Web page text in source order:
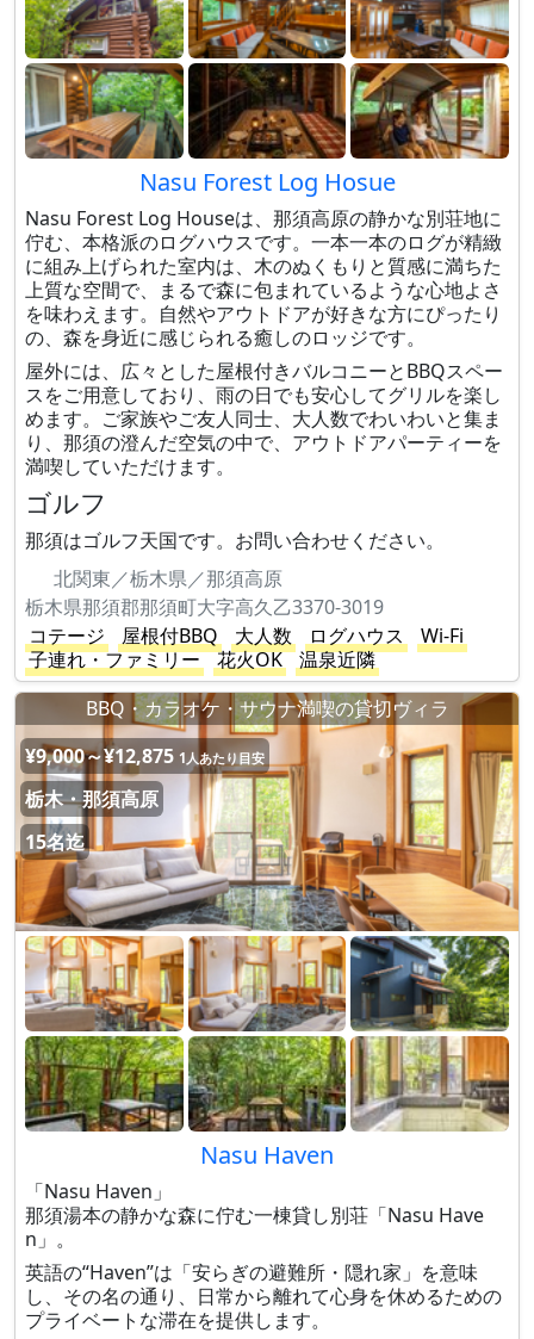
Nasu Forest Log Hosue
Nasu Forest Log Houseは、那須高原の静かな別荘地に
佇む、本格派のログハウスです。一本一本のログが精緻
に組み上げられた室内は、木のぬくもりと質感に満ちた
上質な空間で、まるで森に包まれているような心地よさ
を味わえます。自然やアウトドアが好きな方にぴったり
の、森を身近に感じられる癒しのロッジです。
屋外には、広々とした屋根付きバルコニーとBBQスペー
スをご用意しており、雨の日でも安心してグリルを楽し
めます。ご家族やご友人同士、大人数でわいわいと集ま
り、那須の澄んだ空気の中で、アウトドアパーティーを
満喫していただけます。
ゴルフ
那須はゴルフ天国です。お問い合わせください。
北関東／栃木県／那須高原
栃木県那須郡那須町大字高久乙3370-3019
コテージ
屋根付BBQ 大人数 ログハウス
Wi-Fi
子連れ・ファミリー
花火OK
温泉近隣
BBQ・カラオケ・サウナ満喫の貸切ヴィラ
¥9,000～¥12,875 1人あたり目安
栃木・那須高原
15名迄
Nasu Haven
「Nasu Haven」
那須湯本の静かな森に佇む一棟貸し別荘「Nasu Have
n」。
英語の“Haven”は「安らぎの避難所・隠れ家」を意味
し、その名の通り、日常から離れて心身を休めるための
プライベートな滞在を提供します。